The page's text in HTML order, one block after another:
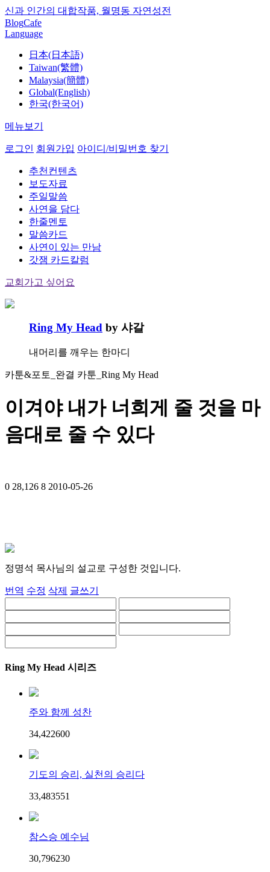
신과 인간의 대합작품, 월명동 자연성전
BlogCafe
Language
日本(日本語)
Taiwan(繁體)
Malaysia(簡體)
Global(English)
한국(한국어)
메뉴보기
로그인 회원가입 아이디/비밀번호 찾기
추천컨텐츠
보도자료
주일말씀
사연을 담다
한줄멘토
말씀카드
사연이 있는 만남
갓잼 카드칼럼
교회가고 싶어요
Ring My Head by 샤갈
내머리를 깨우는 한마디
카툰&포토_완결 카툰_Ring My Head
이겨야 내가 너희게 줄 것을 마
음대로 줄 수 있다
0 28,126 8 2010-05-26
정명석 목사님의 설교로 구성한 것입니다.
번역 수정 삭제 글쓰기
Ring My Head 시리즈
주와 함께 성찬
34,422600
기도의 승리, 실천의 승리다
33,483551
참스승 예수님
30,796230